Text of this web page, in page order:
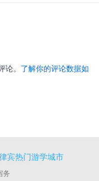
。 了解你的评论数据如
宾热门游学城市
务